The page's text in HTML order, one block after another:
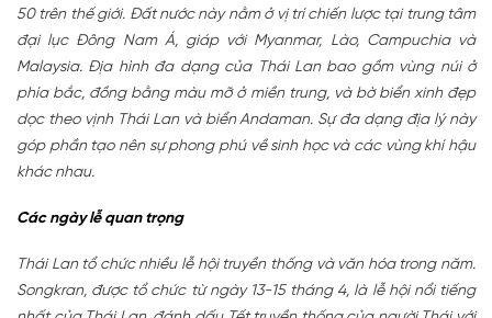
50 trên thế giới. Đất nước này nằm ở vị trí chiến lược tại trung tâm
đại lục Đông Nam Á, giáp với Myanmar, Lào, Campuchia và
Malaysia. Địa hình đa dạng của Thái Lan bao gồm vùng núi ở
phía bắc, đồng bằng màu mỡ ở miền trung, và bờ biển xinh đẹp
dọc theo vịnh Thái Lan và biển Andaman. Sự đa dạng địa lý này
góp phần tạo nên sự phong phú về sinh học và các vùng khí hậu
khác nhau.
Các ngày lễ quan trọng
Thái Lan tổ chức nhiều lễ hội truyền thống và văn hóa trong năm.
Songkran, được tổ chức từ ngày 13-15 tháng 4, là lễ hội nổi tiếng